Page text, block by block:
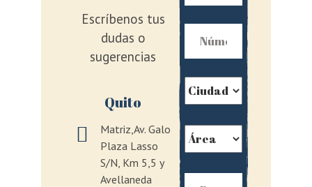
Escríbenos tus
dudas o
sugerencias
Quito
Matriz,Av. Galo
Plaza Lasso
S/N, Km 5,5 y
Avellaneda